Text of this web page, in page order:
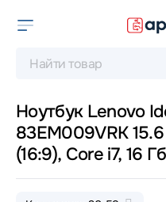
Ноутбук Lenovo
83EM009VRK
(16:9), Core i7, 16 Гб